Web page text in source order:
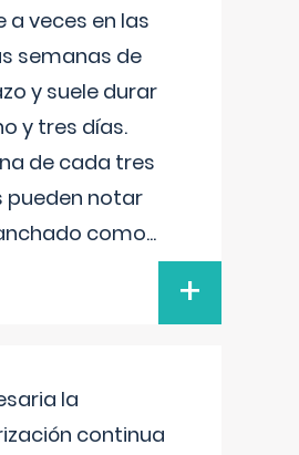
a veces en las
semanas de
y suele durar
y tres días.
de cada tres
pueden notar
como...
+
la
continua